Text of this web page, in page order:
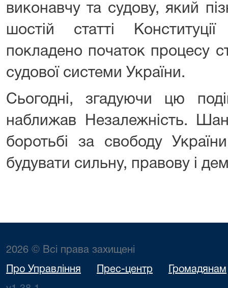
виконавчу та судову, який
шостій статті
покладено початок процесу
судової системи України.
Сьогодні, згадуючи цю
наближав Незалежність.
боротьбі за свободу
будувати сильну, правову і
2026 © Всі права захищені
Про Управління Прес-центр Громадянам